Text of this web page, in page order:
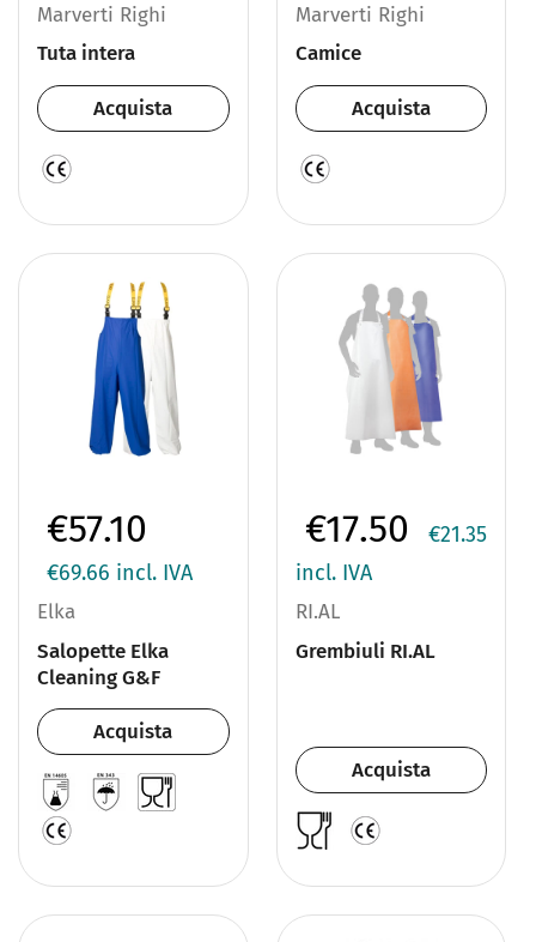
Marverti Righi
Tuta intera
Acquista
Marverti Righi
Camice
Acquista
€57.10
€69.66 incl. IVA
Elka
Salopette Elka
Cleaning G&F
Acquista
€17.50
€21.35
incl. IVA
RI.AL
Grembiuli RI.AL
Acquista